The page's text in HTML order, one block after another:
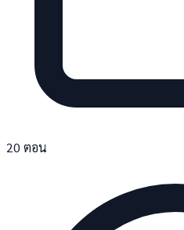
20 ตอน